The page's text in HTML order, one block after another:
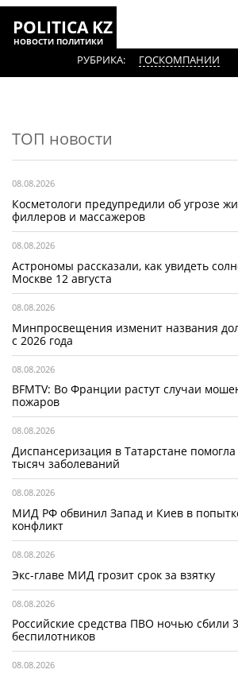
POLITICA KZ
НОВОСТИ ПОЛИТИКИ
РУБРИКА: ГОСКОМПАНИИ
ТОП новости
08.08.2026
Косметологи предупредили об угрозе
филлеров и массажеров
08.08.2026
Астрономы рассказали, как увидеть
Москве 12 августа
08.08.2026
Минпросвещения изменит названия
с 2026 года
08.08.2026
BFMTV: Во Франции растут случаи
пожаров
08.08.2026
Диспансеризация в Татарстане
тысяч заболеваний
08.08.2026
МИД РФ обвинил Запад и Киев в
конфликт
08.08.2026
Экс-главе МИД грозит срок за взятку
08.08.2026
Российские средства ПВО ночью сбили
беспилотников
08.08.2026